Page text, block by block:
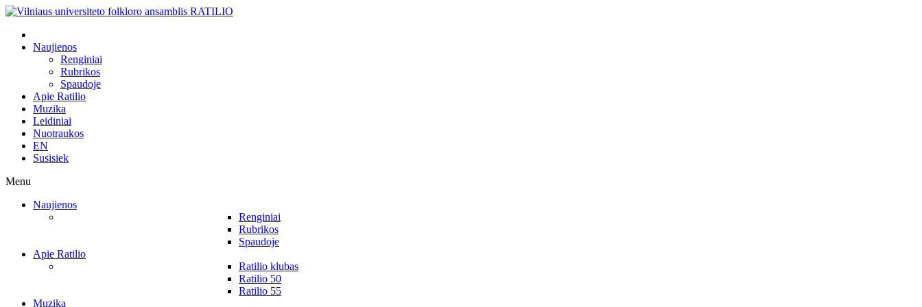
Naujienos
Renginiai
Rubrikos
Spaudoje
Apie Ratilio
Muzika
Leidiniai
Nuotraukos
EN
Susisiek
Menu
Naujienos
Renginiai
Rubrikos
Spaudoje
Apie Ratilio
Ratilio klubas
Ratilio 50
Ratilio 55
Muzika